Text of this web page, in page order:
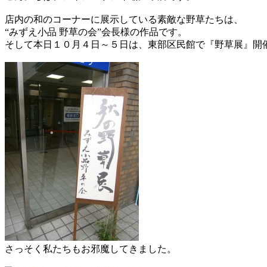
店内の和のコーナーに展示している素敵な野草たちは、
“みずえ小品 野草の会”会長様の作品です。
そして本日１０月４日～５日は、東部区民館で『野草展』開
さっそく私たちもお邪魔してきました。